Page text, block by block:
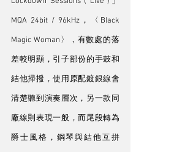
MQA 24bit / 96kHz，〈Black
Magic Woman〉，有數處的落
差較明顯，引子部份的手鼓和
結他掃撥，使用原配鍍銀線會
清楚聽到演奏層次，另一款同
廠線則表現一般，而尾段轉為
爵士風格，鋼琴與結他互拼